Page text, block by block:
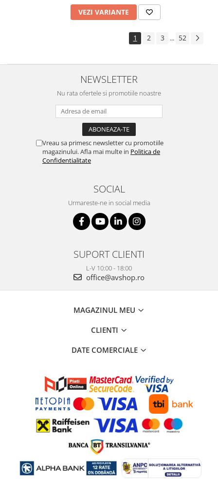
VEZI VARIANTE
1 2 3 ... 52
NEWSLETTER
Nu rata ofertele si promotiile noastre
Vreau sa primesc newsletter cu promotiile
magazinului. Afla mai multe in Politica de
Confidentialitate
SOCIAL
Urmareste-ne in social media
SUPORT CLIENTI
L-V 10:00 - 18:00
office@avshop.ro
MAGAZINUL MEU
CLIENTI
DATE COMERCIALE